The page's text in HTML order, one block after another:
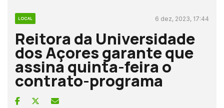
LOCAL 6 dez, 2023, 17:44
Reitora da Universidade
dos Açores garante que
assina quinta-feira o
contrato-programa